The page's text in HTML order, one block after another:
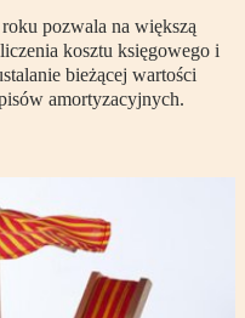
pozwala na większą
kosztu księgowego i
bieżącej wartości
amortyzacyjnych.